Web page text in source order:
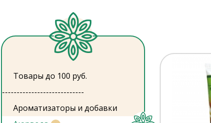
Товары до 100 руб.
----------------------------
Ароматизаторы и добавки